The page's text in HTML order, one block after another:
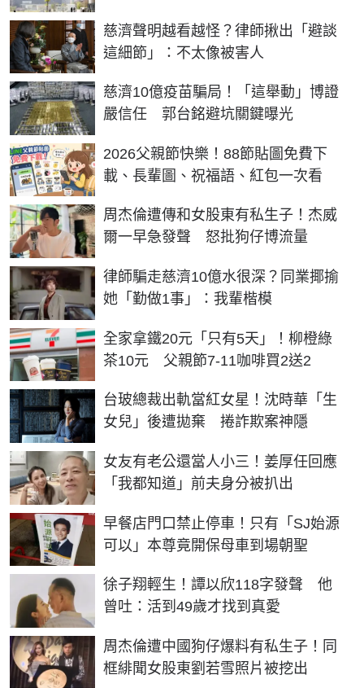
慈濟聲明越看越怪？律師揪出「避談
這細節」：不太像被害人
慈濟10億疫苗騙局！「這舉動」博證
嚴信任 郭台銘避坑關鍵曝光
2026父親節快樂！88節貼圖免費下
載、長輩圖、祝福語、紅包一次看
周杰倫遭傳和女股東有私生子！杰威
爾一早急發聲 怒批狗仔博流量
律師騙走慈濟10億水很深？同業揶揄
她「勤做1事」：我輩楷模
全家拿鐵20元「只有5天」！柳橙綠
茶10元 父親節7-11咖啡買2送2
台玻總裁出軌當紅女星！沈時華「生
女兒」後遭拋棄 捲詐欺案神隱
女友有老公還當人小三！姜厚任回應
「我都知道」前夫身分被扒出
早餐店門口禁止停車！只有「SJ始源
可以」本尊竟開保母車到場朝聖
徐子翔輕生！譚以欣118字發聲 他
曾吐：活到49歲才找到真愛
周杰倫遭中國狗仔爆料有私生子！同
框緋聞女股東劉若雪照片被挖出